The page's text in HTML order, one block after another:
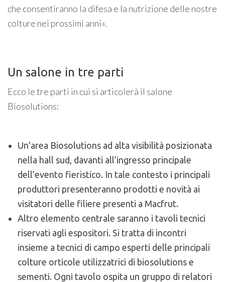
che consentiranno la difesa e la nutrizione delle nostre
colture nei prossimi anni».
Un salone in tre parti
Ecco le tre parti in cui si articolerà il salone
Biosolutions:
Un’area Biosolutions ad alta visibilità posizionata
nella hall sud, davanti all’ingresso principale
dell’evento fieristico. In tale contesto i principali
produttori presenteranno prodotti e novità ai
visitatori delle filiere presenti a Macfrut.
Altro elemento centrale saranno i tavoli tecnici
riservati agli espositori. Si tratta di incontri
insieme a tecnici di campo esperti delle principali
colture orticole utilizzatrici di biosolutions e
sementi. Ogni tavolo ospita un gruppo di relatori